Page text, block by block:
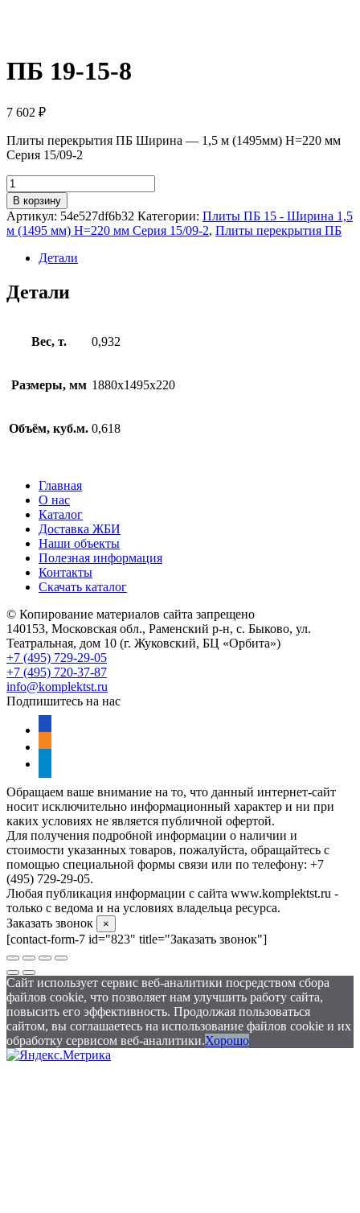
ПБ 19-15-8
7 602 ₽
Плиты перекрытия ПБ Ширина — 1,5 м (1495мм) H=220 мм
Серия 15/09-2
Количество
товара
ПБ
19-
15-
В корзину
Артикул: 54e527df6b32 Категории: Плиты ПБ 15 - Ширина 1,5
м (1495 мм) H=220 мм Серия 15/09-2, Плиты перекрытия ПБ
Детали
Детали
Вес, т. 0,932
Размеры, мм 1880х1495х220
Объём, куб.м. 0,618
Главная
О нас
Каталог
Доставка ЖБИ
Наши объекты
Полезная информация
Контакты
Скачать каталог
© Копирование материалов сайта запрещено
140153, Московская обл., Раменский р-н, с. Быково, ул.
Театральная, дом 10 (г. Жуковский, БЦ «Орбита»)
+7 (495) 729-29-05
+7 (495) 720-37-87
info@komplektst.ru
Подпишитесь на нас
Обращаем ваше внимание на то, что данный интернет-сайт
носит исключительно информационный характер и ни при
каких условиях не является публичной офертой.
Для получения подробной информации о наличии и
стоимости указанных товаров, пожалуйста, обращайтесь с
помощью специальной формы связи или по телефону: +7
(495) 729-29-05.
Любая публикация информации с сайта www.komplektst.ru -
только с ведома и на условиях владельца ресурса.
Заказать звонок
×
[contact-form-7 id="823" title="Заказать звонок"]
Сайт использует сервис веб-аналитики посредством сбора
файлов cookie, что позволяет нам улучшить работу сайта,
повысить его эффективность. Продолжая пользоваться
сайтом, вы соглашаетесь на использование файлов cookie и их
обработку сервисом веб-аналитики.Хорошо